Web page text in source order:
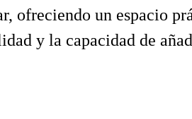
un espacio
y la capacidad de